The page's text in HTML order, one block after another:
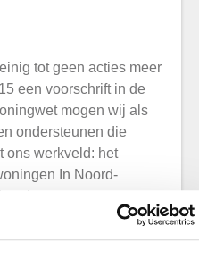
tot geen acties meer
een voorschrift in de
mogen wij als
ondersteunen die
ons werkveld: het
In Noord-
staan met onze